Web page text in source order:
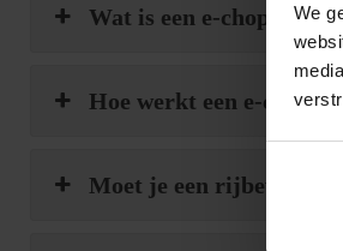
We
Wat is een e-chopper?
Hoe werkt een e-
Moet je een rijbewijs